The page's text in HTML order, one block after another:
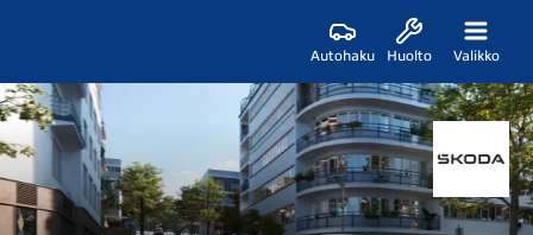
Autohaku Huolto Valikko